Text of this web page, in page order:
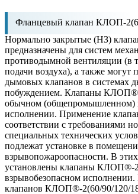
Фланцевый клапан КЛОП-
Нормально закрытые (НЗ)
предназначены для систем
противодымной вентиляции (в
подачи воздуха), а также могут
дымовых клапанов в системах
побуждением. Клапаны КЛОП®-
обычном (общепромышленном)
исполнении. Применение
соответствии с требованиями
специальных технических
подлежат установке в
взрывопожароопасности. В
установлены клапаны
взрывобезопасном исполнении.
клапанов КЛОП®-2(60/90/120/